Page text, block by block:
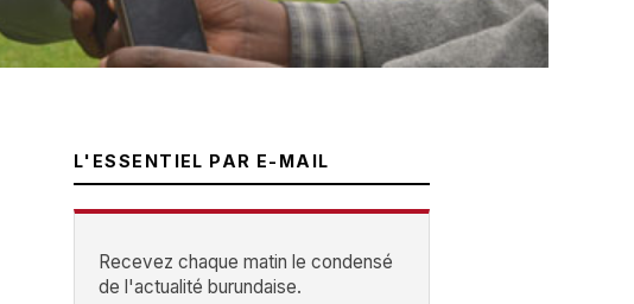
L'ESSENTIEL PAR E-MAIL
Recevez chaque matin le condensé
de l'actualité burundaise.